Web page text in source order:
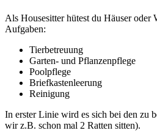
Als Housesitter hütest du Häuser oder
Aufgaben:
Tierbetreuung
Garten- und Pflanzenpflege
Poolpflege
Briefkastenleerung
Reinigung
In erster Linie wird es sich bei den zu
wir z.B. schon mal 2 Ratten sitten).